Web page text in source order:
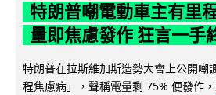
特朗普嘲電動車主有里
量即焦慮發作 狂言一手
特朗普在拉斯維加斯造勢大會上公開嘲
程焦慮病」，聲稱電量剩 75% 便發作